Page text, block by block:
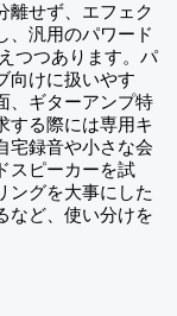
離せず、エフェク
、汎用のパワード
つつあります。パ
向けに扱いやす
、ギターアンプ特
する際には専用キ
宅録音や小さな会
スピーカーを試
ングを大事にした
など、使い分けを